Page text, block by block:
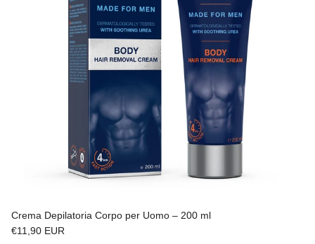
Crema Depilatoria Corpo per Uomo – 200 ml
Prezzo normale
€11,90 EUR